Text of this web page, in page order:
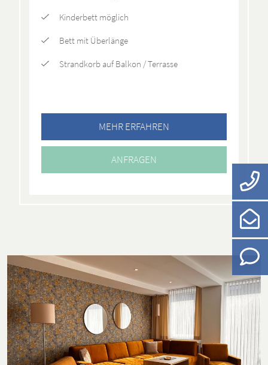
Kinderbett möglich
Bett mit Überlänge
Strandkorb auf Balkon / Terrasse
MEHR ERFAHREN
ANFRAGEN